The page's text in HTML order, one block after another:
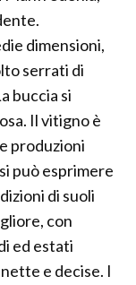
dimensioni,
serrati di
buccia si
Il vitigno è
produzioni
può esprimere
di suoli
con
ed estati
e decise. I